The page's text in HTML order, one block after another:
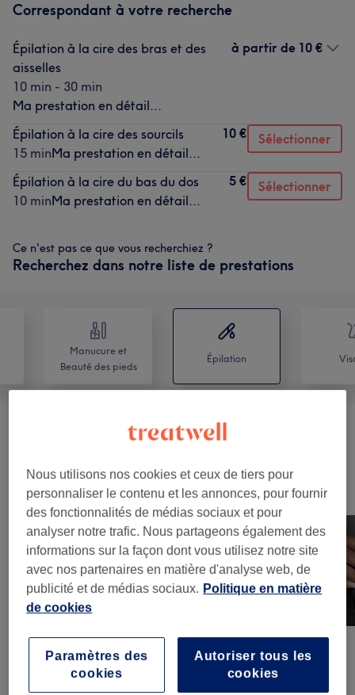
Correspondant à votre recherche
Épilation à la cire des bras et des
aisselles
10 min - 30 min
Ma prestation en détail...
à partir de 10 €
Épilation à la cire des sourcils
15 minMa prestation en détail...
10 € Sélectionner
Épilation à la cire du bas du dos
10 minMa prestation en détail...
5 € Sélectionner
Ce n'est pas ce que vous recherchiez ?
Recherchez dans notre liste de prestations
Manucure et
Beauté des pieds
Épilation
Notre travail
Appuyez sur l'image pour voir plus de détails
Nous utilisons nos cookies et ceux de tiers pour
personnaliser le contenu et les annonces, pour fournir
des fonctionnalités de médias sociaux et pour
analyser notre trafic. Nous partageons également des
informations sur la façon dont vous utilisez notre site
avec nos partenaires en matière d'analyse web, de
publicité et de médias sociaux. Politique en matière
de cookies
Autoriser tous les
cookies
Paramètres des
cookies